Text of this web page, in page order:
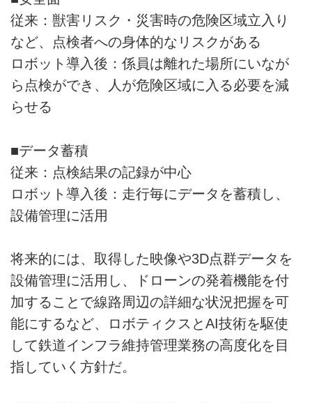
従来：獣害リスク・災害時の危険区域立入り
など、点検者への身体的なリスクがある
ロボット導入後：係員は離れた場所にいなが
ら点検ができ、人が危険区域に入る必要を減
らせる
■データ蓄積
従来：点検結果の記録が中心
ロボット導入後：走行毎にデータを蓄積し、
設備管理に活用
将来的には、取得した映像や3D点群データを
設備管理に活用し、ドローンの発着機能を付
加することで線路周辺の詳細な状況把握を可
能にするなど、ロボティクスとAI技術を駆使
して鉄道インフラ維持管理業務の高度化を目
指していく方針だ。